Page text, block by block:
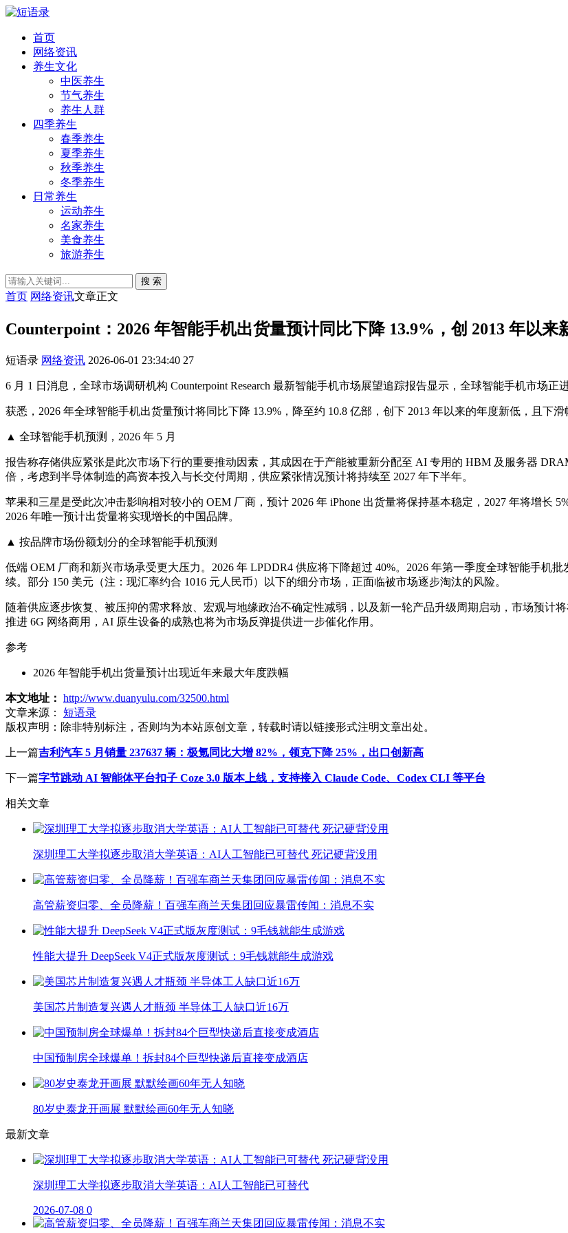
首页
网络资讯
养生文化
中医养生
节气养生
养生人群
四季养生
春季养生
夏季养生
秋季养生
冬季养生
日常养生
运动养生
名家养生
美食养生
旅游养生
搜 索
首页 网络资讯文章正文
Counterpoint：2026 年智能手机出货量预计同比下降 13.9%，创 2013 年以来
短语录 网络资讯 2026-06-01 23:34:40 27
6 月 1 日消息，全球市场调研机构 Counterpoint Research 最新智能手机市场展望追踪报告显示，全球智能手机市场正
获悉，2026 年全球智能手机出货量预计将同比下降 13.9%，降至约 10.8 亿部，创下 2013 年以来的年度新低，且下滑
▲ 全球智能手机预测，2026 年 5 月
报告称存储供应紧张是此次市场下行的重要推动因素，其成因在于产能被重新分配至 AI 专用的 HBM 及服务器
倍，考虑到半导体制造的高资本投入与长交付周期，供应紧张情况预计将持续至 2027 年下半年。
苹果和三星是受此次冲击影响相对较小的 OEM 厂商，预计 2026 年 iPhone 出货量将保持基本稳定，2027 年将增长
2026 年唯一预计出货量将实现增长的中国品牌。
▲ 按品牌市场份额划分的全球智能手机预测
低端 OEM 厂商和新兴市场承受更大压力。2026 年 LPDDR4 供应将下降超过 40%。2026 年第一季度全球智能手机
续。部分 150 美元（注：现汇率约合 1016 元人民币）以下的细分市场，正面临被市场逐步淘汰的风险。
随着供应逐步恢复、被压抑的需求释放、宏观与地缘政治不确定性减弱，以及新一轮产品升级周期启动，市场预计
推进 6G 网络商用，AI 原生设备的成熟也将为市场反弹提供进一步催化作用。
参考
2026 年智能手机出货量预计出现近年来最大年度跌幅
本文地址： http://www.duanyulu.com/32500.html
文章来源：
短语录
版权声明： 除非特别标注，否则均为本站原创文章，转载时请以链接形式注明文章出处。
上一篇吉利汽车 5 月销量 237637 辆：极氪同比大增 82%，领克下降 25%，出口创新高
下一篇字节跳动 AI 智能体平台扣子 Coze 3.0 版本上线，支持接入 Claude Code、Codex CLI 等平台
相关文章
深圳理工大学拟逐步取消大学英语：AI人工智能已可替代 死记硬背没用
高管薪资归零、全员降薪！百强车商兰天集团回应暴雷传闻：消息不实
性能大提升 DeepSeek V4正式版灰度测试：9毛钱就能生成游戏
美国芯片制造复兴遇人才瓶颈 半导体工人缺口近16万
中国预制房全球爆单！拆封84个巨型快递后直接变成酒店
80岁史泰龙开画展 默默绘画60年无人知晓
最新文章
深圳理工大学拟逐步取消大学英语：AI人工智能已可替代
2026-07-08 0